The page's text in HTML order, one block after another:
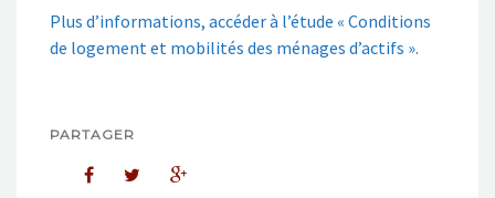
Plus d’informations, accéder à l’étude « Conditions
de logement et mobilités des ménages d’actifs ».
PARTAGER